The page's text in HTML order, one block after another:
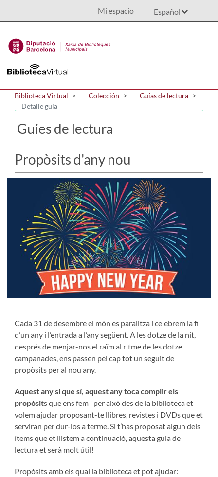
Mi espacio
Biblioteca Virtual Colección
Guías de lectura
Detalle guía
Guies de lectura
Propòsits d'any nou
Cada 31 de desembre el món es paralitza i celebrem la fi
d’un any i l’entrada a l’any següent. A les dotze de la nit,
després de menjar-nos el raïm al ritme de les dotze
campanades, ens passen pel cap tot un seguit de
propòsits per al nou any.
Aquest any sí que sí, aquest any toca complir els
propòsitsque ens fem i per això des de la biblioteca et
volem ajudar proposant-te llibres, revistes i DVDs que et
serviran per dur-los a terme. Si t’has proposat algun dels
ítems que et llistem a continuació, aquesta guia de
lectura et serà molt útil!
Propòsits amb els qual la biblioteca et pot ajudar: